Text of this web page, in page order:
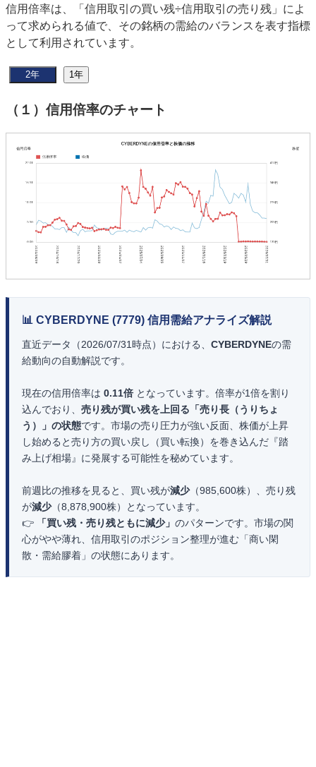
信用倍率は、「信用取引の買い残÷信用取引の売り残」によ
って求められる値で、その銘柄の需給のバランスを表す指標
として利用されています。
（１）信用倍率のチャート
📊 CYBERDYNE (7779) 信用需給アナライズ解説
直近データ（2026/07/31時点）における、 CYBERDYNEの需
給動向の自動解説です。
現在の信用倍率は 0.11倍 となっています。倍率が1倍を割り
込んでおり、 売り残が買い残を上回る「売り長（うりちょ
う）」の状態です。市場の売り圧力が強い反面、株価が上昇
し始めると売り方の買い戻し（買い転換）を巻き込んだ『踏
み上げ相場』に発展する可能性を秘めています。
前週比の推移を見ると、買い残が減少（985,600株）、売り残
が減少（8,878,900株）となっています。
👉
「買い残・売り残ともに減少」 のパターンです。市場の関
心がやや薄れ、信用取引のポジション整理が進む「商い閑
散・需給膠着」の状態にあります。